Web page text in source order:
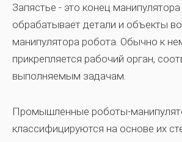
Запястье - это конец
обрабатывает детали и объекты
манипулятора робота. Обычно к
прикрепляется рабочий орган,
выполняемым задачам.
Промышленные роботы-
классифицируются на основе их